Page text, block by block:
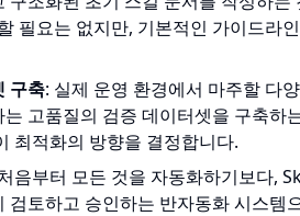
필요는 없지만, 기본적인 가이드라
구축: 실제 운영 환경에서 마주할 다
고품질의 검증 데이터셋을 구축하
최적화의 방향을 결정합니다.
음부터 모든 것을 자동화하기보다,
검토하고 승인하는 반자동화 시스템